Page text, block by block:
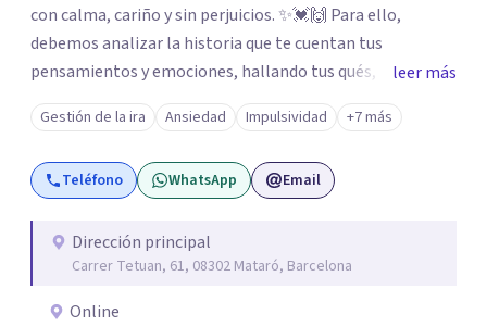
con calma, cariño y sin perjuicios. ✨💓🙌 Para ello,
debemos analizar la historia que te cuentan tus
pensamientos y emociones, hallando tus qués, tus
cómos, tus porqués, tus cuándos y tus dóndes a lo largo
de tu vida. Así, podrás desenredar el lío que es vivir, podrás
aceptar quien eres: un ser humano que siente, que piensa
y que hace; un ser que se contradice, que tiene dudas y que
leer más
Gestión de la ira Ansiedad Impulsividad +7 más
Teléfono WhatsApp Email
Dirección principal
Carrer Tetuan, 61, 08302 Mataró, Barcelona
Online